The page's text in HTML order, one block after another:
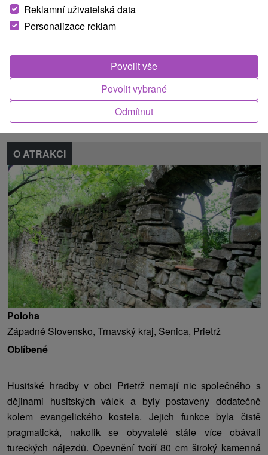
Turistický region
Západné Slovensko, Záhorie, Trnavský kraj, Biele Karpaty,
Malé Karpaty, Záhorská nížina, Chvojnická pahorkatina
Našli jste chybu nebo nám chcete doporučit novou atrakci
O ATRAKCI
Poloha
Západné Slovensko, Trnavský kraj, Senica, Prietrž
Oblíbené
Husitské hradby v obci Prietrž nemají nic společného s
dějinami husitských válek a byly postaveny dodatečně
kolem evangelického kostela. Jejich funkce byla čistě
pragmatická, nakolik se obyvatelé stále více obávali
tureckých nájezdů. Opevnění tvoří 80 cm široký kamenná
Reklamní uživatelská data
Personalizace reklam
Odmítnut
Povolit vybrané
Povolit vše